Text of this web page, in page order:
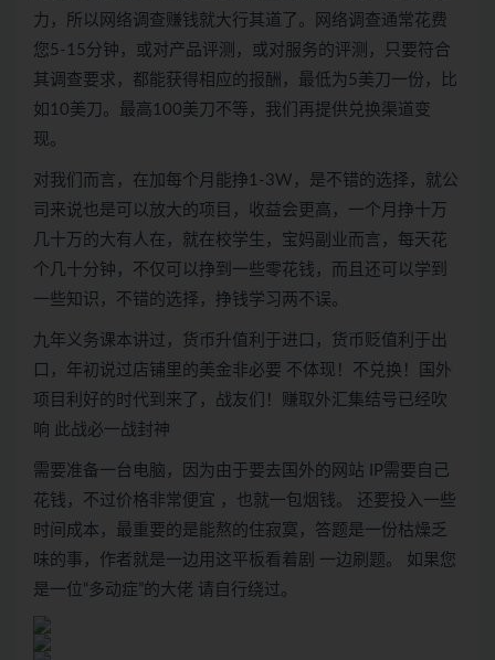
力，所以网络调查赚钱就大行其道了。网络调查通常花费
您5-15分钟，或对产品评测，或对服务的评测，只要符合
其调查要求，都能获得相应的报酬，最低为5美刀一份，比
如10美刀。最高100美刀不等，我们再提供兑换渠道变
现。
对我们而言，在加每个月能挣1-3W，是不错的选择，就公
司来说也是可以放大的项目，收益会更高，一个月挣十万
几十万的大有人在，就在校学生，宝妈副业而言，每天花
个几十分钟，不仅可以挣到一些零花钱，而且还可以学到
一些知识，不错的选择，挣钱学习两不误。
九年义务课本讲过，货币升值利于进口，货币贬值利于出
口，年初说过店铺里的美金非必要 不体现！不兑换！国外
项目利好的时代到来了，战友们！赚取外汇集结号已经吹
响 此战必一战封神
需要准备一台电脑，因为由于要去国外的网站 IP需要自己
花钱，不过价格非常便宜 ，也就一包烟钱。 还要投入一些
时间成本，最重要的是能熬的住寂寞，答题是一份枯燥乏
味的事，作者就是一边用这平板看着剧 一边刷题。 如果您
是一位“多动症”的大佬 请自行绕过。